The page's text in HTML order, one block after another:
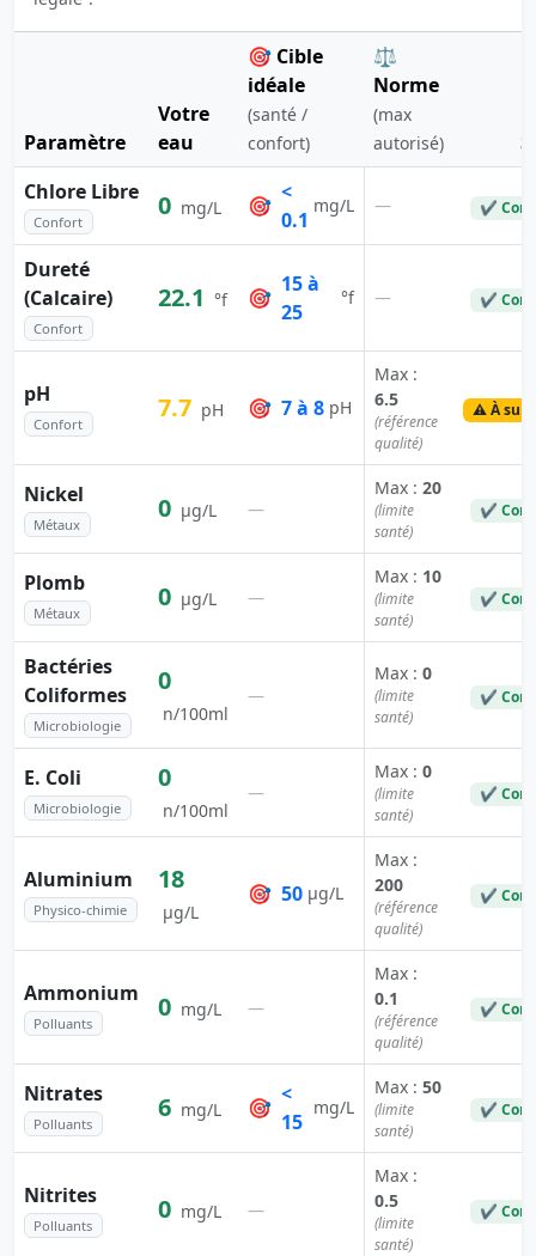
Paramètre
Votre
eau
🎯 Cible
idéale
(santé /
confort)
⚖️
Norme
(max
autorisé)
Chlore Libre
Confort
0 mg/L 🎯
<
0.1
mg/L — ✔
Dureté
(Calcaire)
Confort
22.1 °f 🎯
15 à
25
°f — ✔
pH
Confort
7.7 pH 🎯 7 à 8 pH
Max :
6.5
(référence
qualité)
⚠️ À
Nickel
Métaux
0 µg/L —
Max : 20
(limite
santé)
✔
Plomb
Métaux
0 µg/L —
Max : 10
(limite
santé)
✔
Bactéries
Coliformes
Microbiologie
0
n/100ml
—
Max : 0
(limite
santé)
✔
E. Coli
Microbiologie
0
n/100ml
—
Max : 0
(limite
santé)
✔
Aluminium
Physico-chimie
18
µg/L
🎯 50 µg/L
Max :
200
(référence
qualité)
✔
Ammonium
Polluants
0 mg/L —
Max :
0.1
(référence
qualité)
✔
Nitrates
Polluants
6 mg/L 🎯
<
15
mg/L
Max : 50
(limite
santé)
✔
Nitrites
Polluants
0 mg/L —
Max :
0.5
(limite
santé)
✔